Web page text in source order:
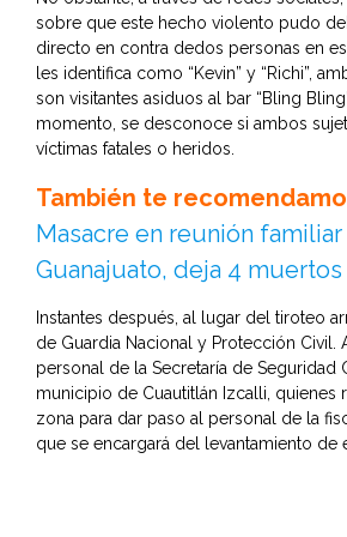
sobre que este hecho violento pudo
directo en contra dedos personas en
les identifica como “Kevin” y “Richi”,
son visitantes asiduos al bar “Bling
momento, se desconoce si ambos
víctimas fatales o heridos.
También te
Masacre en reunión
Guanajuato, deja 4 muertos
Instantes después, al lugar del tiroteo
de Guardia Nacional y Protección Civil.
personal de la Secretaría de Seguridad
municipio de Cuautitlán Izcalli, quienes
zona para dar paso al personal de la
que se encargará del levantamiento de